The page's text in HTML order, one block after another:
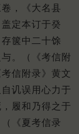
，《大名县
定本订于癸
箧中二十馀
。（《考信附
信附录》黄文
讥误用心力于
履和乃得之于
《夏考信录